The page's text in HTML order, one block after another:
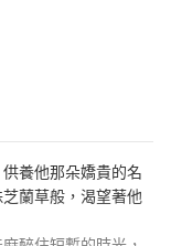
養他那朵嬌貴的名
蘭草般，渴望著他